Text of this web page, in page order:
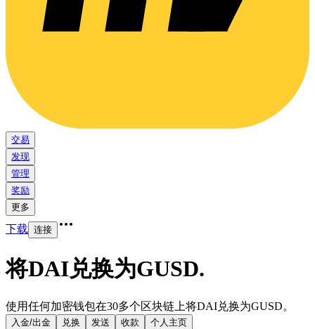
交易
发现
管理
奖励
更多
下载 连接
将DAI兑换为GUSD.
使用任何加密钱包在30多个区块链上将DAI兑换为GUSD。
入金/出金 兑换 发送 收款 个人主页